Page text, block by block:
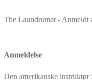
The Laundromat ​- Anmeldt
Anmeldelse
Den amerikanske instruktør